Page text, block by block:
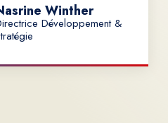
Winther
Développement &